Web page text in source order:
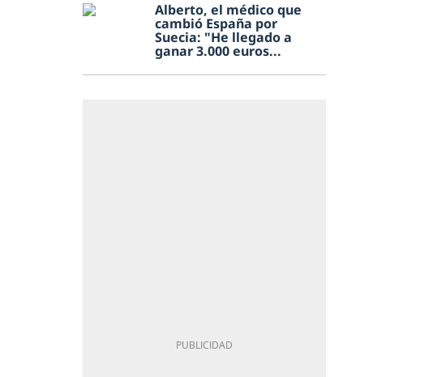
Alberto, el médico que
cambió España por
Suecia: "He llegado a
ganar 3.000 euros...